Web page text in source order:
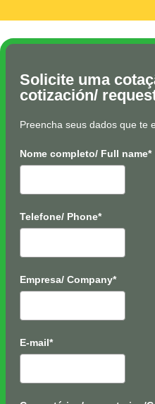
Solicite uma
cotización/
Preencha seus dados que te
Nome completo/ Full name*
Telefone/ Phone*
Empresa/ Company*
E-mail*